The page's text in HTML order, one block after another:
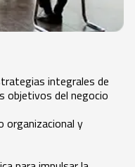
integrales de
objetivos del negocio
organizacional y